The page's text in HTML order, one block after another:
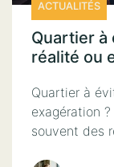
ACTUALITÉS
Quartier à
réalité ou
Quartier à
exagération
souvent des